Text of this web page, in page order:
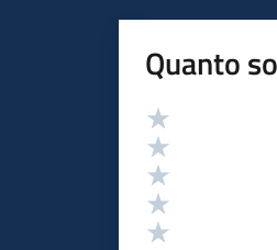
Quanto
Valutazione